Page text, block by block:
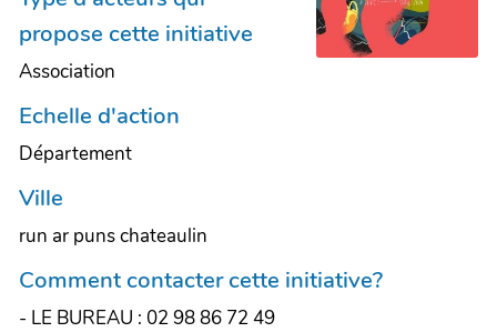
propose cette initiative
Association
Echelle d'action
Département
Ville
run ar puns chateaulin
Comment contacter cette initiative?
- LE BUREAU : 02 98 86 72 49